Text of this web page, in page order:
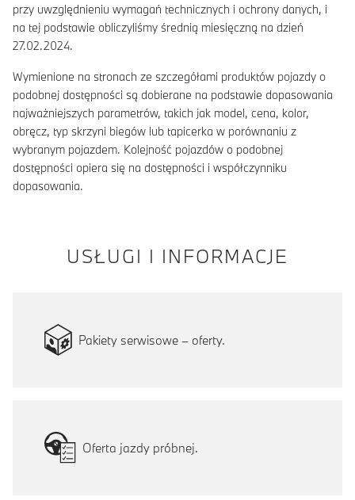
przy uwzględnieniu wymagań technicznych i ochrony danych, i
na tej podstawie obliczyliśmy średnią miesięczną na dzień
27.02.2024.
Wymienione na stronach ze szczegółami produktów pojazdy o
podobnej dostępności są dobierane na podstawie dopasowania
najważniejszych parametrów, takich jak model, cena, kolor,
obręcz, typ skrzyni biegów lub tapicerka w porównaniu z
wybranym pojazdem. Kolejność pojazdów o podobnej
dostępności opiera się na dostępności i współczynniku
dopasowania.
USŁUGI I INFORMACJE
Pakiety serwisowe – oferty.
Oferta jazdy próbnej.